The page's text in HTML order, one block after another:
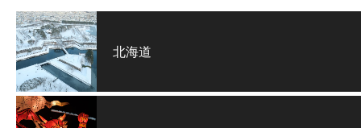
北海道